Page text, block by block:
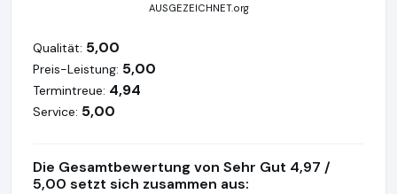
AUSGEZEICHNET.org
Qualität: 5,00
Preis-Leistung: 5,00
Termintreue: 4,94
Service: 5,00
Die Gesamtbewertung von Sehr Gut 4,97 /
5,00 setzt sich zusammen aus: